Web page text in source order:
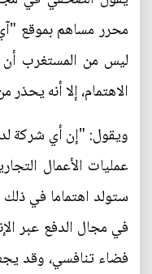
محرر مساهم بموقع
ليس من المستغرب
الاهتمام، إلا أنه
ويقول: "إن أي شركة
عمليات الأعمال
ستولد اهتماما في
في مجال الدفع عبر
فضاء تنافسي، وقد